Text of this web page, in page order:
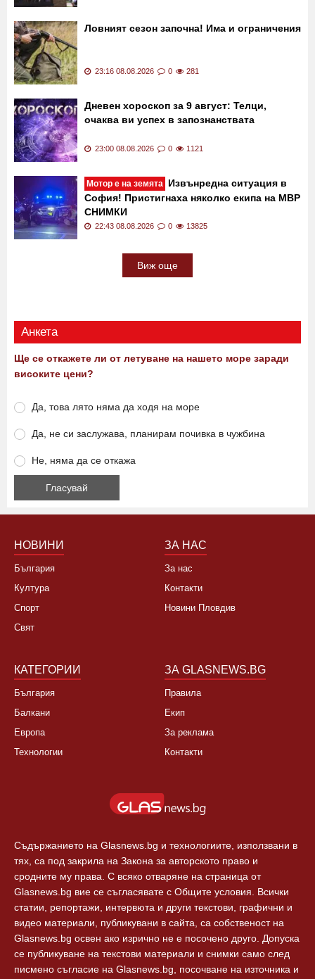
Ловният сезон започна! Има и ограничения
23:16 08.08.2026 0 281
Дневен хороскоп за 9 август: Телци,
очаква ви успех в запознанствата
23:00 08.08.2026 0 1121
Мотор е на земята
Извънредна ситуация в
София! Пристигнаха няколко екипа на МВР
СНИМКИ
22:43 08.08.2026 0 13825
Виж още
Анкета
Ще се откажете ли от летуване на нашето море заради
високите цени?
Да, това лято няма да ходя на море
Да, не си заслужава, планирам почивка в чужбина
Не, няма да се откажа
НОВИНИ
България
Култура
Спорт
Свят
ЗА НАС
За нас
Контакти
Новини Пловдив
КАТЕГОРИИ
България
Балкани
Европа
Технологии
ЗА GLASNEWS.BG
Правила
Екип
За реклама
Контакти
Съдържанието на Glasnews.bg и технологиите, използвани в
тях, са под закрила на Закона за авторското право и
сродните му права. С всяко отваряне на страница от
Glasnews.bg вие се съгласявате с Общите условия. Всички
статии, репортажи, интервюта и други текстови, графични и
видео материали, публикувани в сайта, са собственост на
Glasnews.bg освен ако изрично не е посочено друго. Допуска
се публикуване на текстови материали и снимки само след
писмено съгласие на Glasnews.bg, посочване на източника и